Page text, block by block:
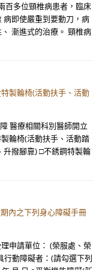
百多位頸椎病患者，臨床
病即使嚴重到要動刀，病
漸進式的治療。 頸椎病
製輪椅(活動扶手、活動
醫療相關科別醫師開立
輪椅(活動扶手、活動踏
撥腳靠) □不銹鋼特製輪
內之下列身心障礙手冊
申請單位： (榮服處、榮
行動障礙者：(請勾選下列